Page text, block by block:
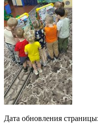
Дата обновления